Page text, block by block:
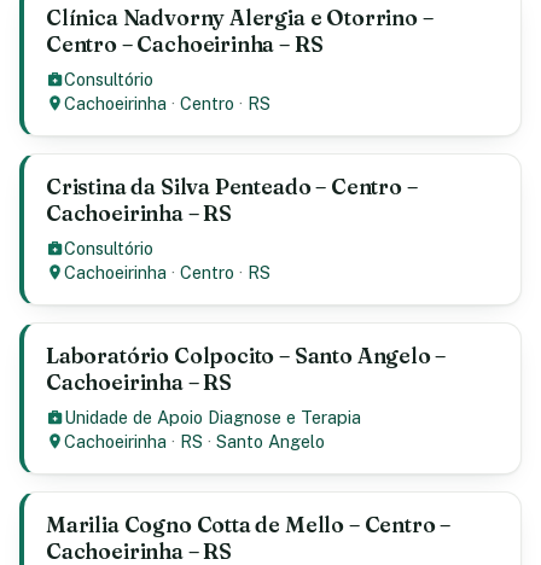
Clínica Nadvorny Alergia e Otorrino –
Centro – Cachoeirinha – RS
Consultório
Cachoeirinha ·Centro · RS
Cristina da Silva Penteado – Centro –
Cachoeirinha – RS
Consultório
Cachoeirinha ·Centro · RS
Laboratório Colpocito – Santo Angelo –
Cachoeirinha – RS
Unidade de Apoio Diagnose e Terapia
Cachoeirinha · RS ·Santo Angelo
Marilia Cogno Cotta de Mello – Centro –
Cachoeirinha – RS